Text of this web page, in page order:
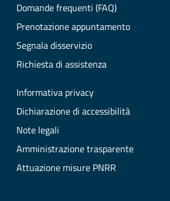
Domande frequenti (FAQ)
Prenotazione appuntamento
Segnala disservizio
Richiesta di assistenza
Informativa privacy
Dichiarazione di accessibilità
Note legali
Amministrazione trasparente
Attuazione misure PNRR